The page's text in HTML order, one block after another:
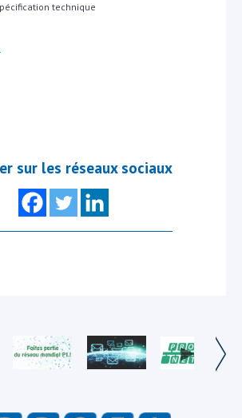
technique
sur les réseaux sociaux